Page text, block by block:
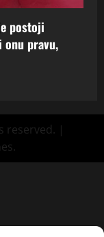
postoji
pravu,
reserved. |